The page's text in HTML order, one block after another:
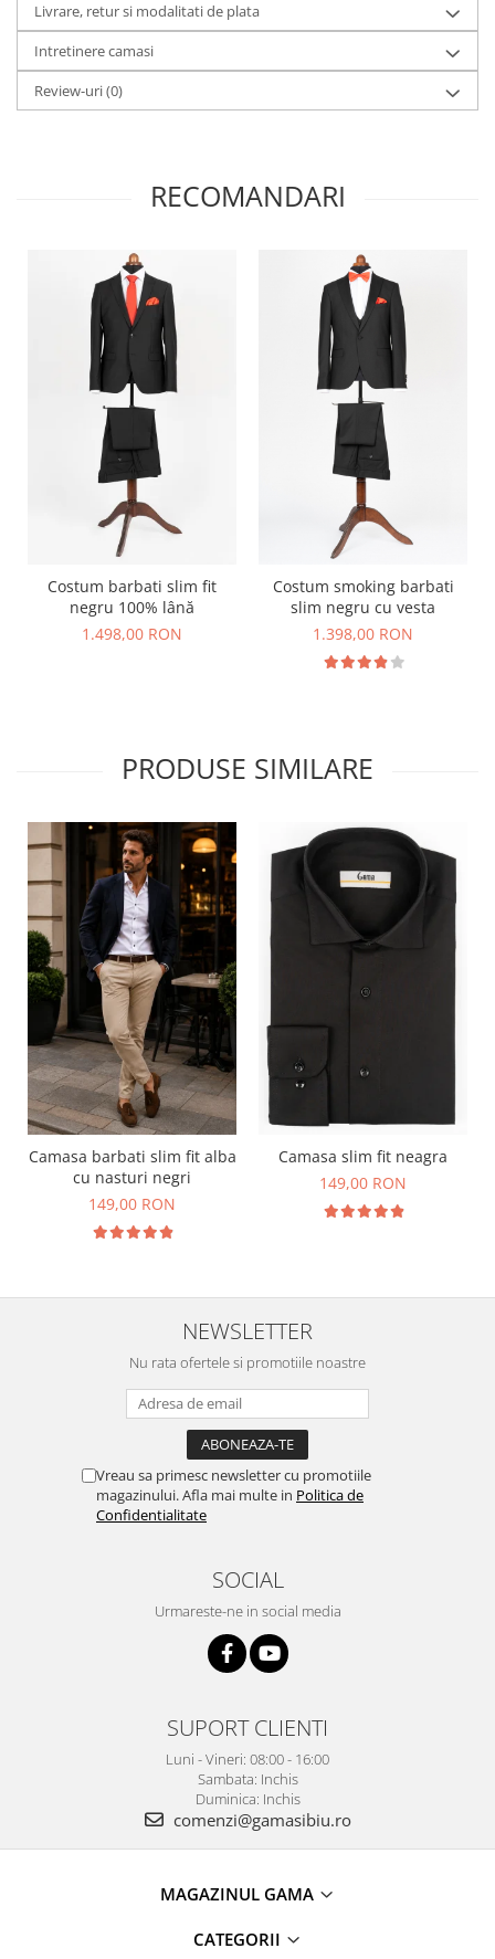
Livrare, retur si modalitati de plata
Intretinere camasi
Review-uri(0)
RECOMANDARI
Costum barbati slim fit
negru 100% lână
1.498,00 RON
Costum smoking barbati
slim negru cu vesta
1.398,00 RON
PRODUSE SIMILARE
Camasa barbati slim fit alba
cu nasturi negri
149,00 RON
Camasa slim fit neagra
149,00 RON
NEWSLETTER
Nu rata ofertele si promotiile noastre
Vreau sa primesc newsletter cu promotiile
magazinului. Afla mai multe in Politica de
Confidentialitate
SOCIAL
Urmareste-ne in social media
SUPORT CLIENTI
Luni - Vineri: 08:00 - 16:00
Sambata: Inchis
Duminica: Inchis
comenzi@gamasibiu.ro
MAGAZINUL GAMA
CATEGORII